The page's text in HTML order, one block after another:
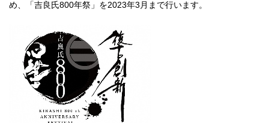
め、「吉良氏800年祭」を2023年3月まで行います。